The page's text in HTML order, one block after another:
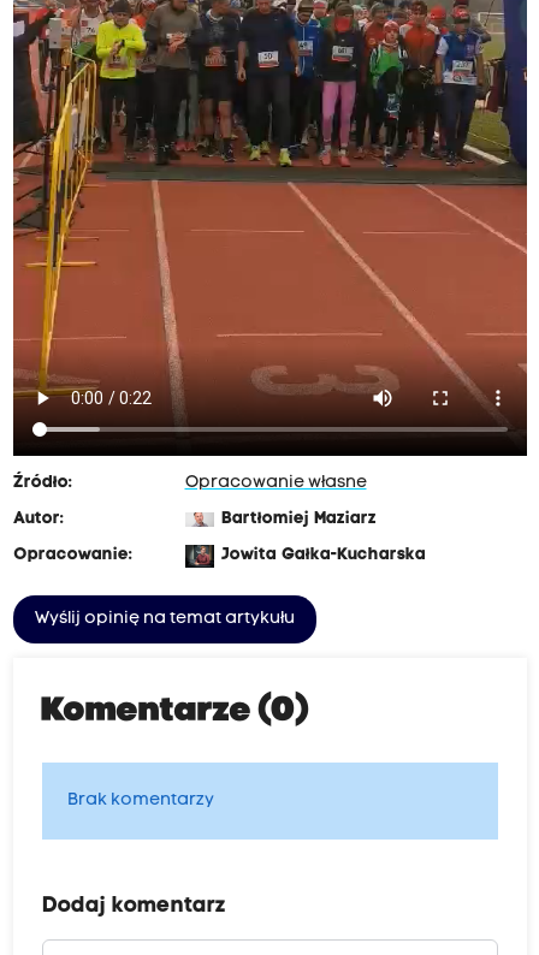
Źródło:
Opracowanie własne
Autor:
Bartłomiej Maziarz
Opracowanie:
Jowita Gałka-Kucharska
Wyślij opinię na temat artykułu
Komentarze (0)
Brak komentarzy
Dodaj komentarz